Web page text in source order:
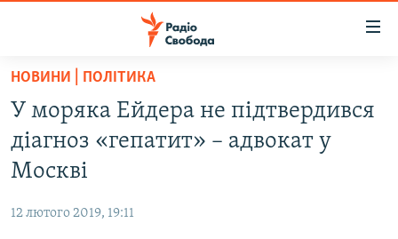
Перейти
основного
матеріалу
Перейти
до
основної
ВСЕ ЗА ДОБУ
СТАТТІ
РОСІЙСЬКА «ФІЛЬТРАЦІЯ»
НОВИНИ | ПОЛІТИКА
У моряка Ейдера не підтвердився
діагноз «гепатит» – адвокат у
Москві
12 лютого 2019, 19:11